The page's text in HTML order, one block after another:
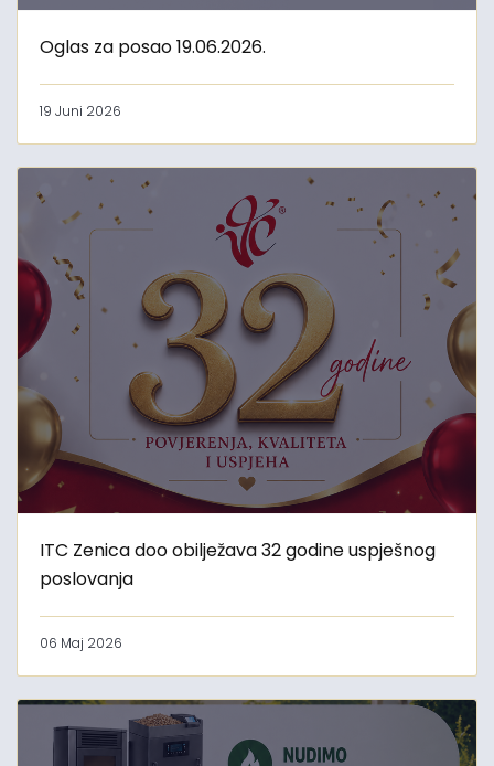
Oglas za posao 19.06.2026.
19 Juni 2026
ITC Zenica doo obilježava 32 godine uspješnog
poslovanja
06 Maj 2026